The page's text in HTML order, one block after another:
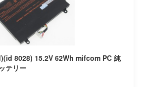
8028) 15.2V 62Wh mifcom PC 純
テリー